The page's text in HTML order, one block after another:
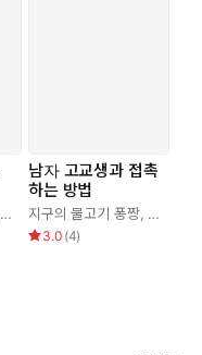
이거트7개
남자 고교생과 접촉
하는 방법
지구의 물고기 퐁짱, 문기업
3.0 (4)